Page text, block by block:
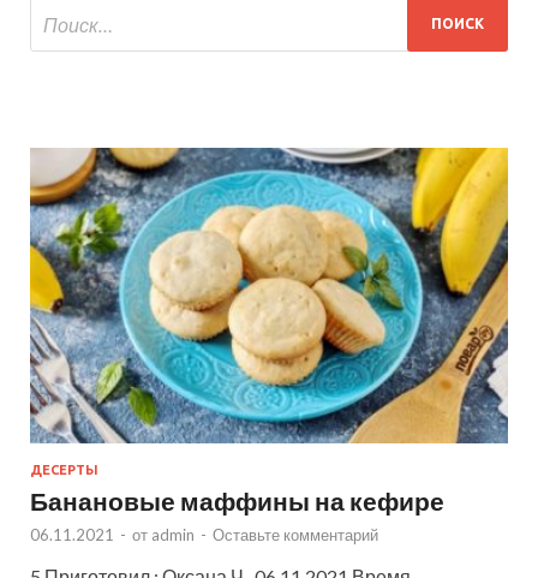
ДЕСЕРТЫ
Банановые маффины на кефире
06.11.2021 - от admin - Оставьте комментарий